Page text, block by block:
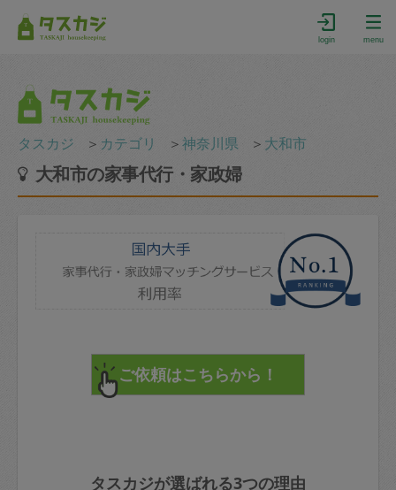
login menu
タスカジ ＞ カテゴリ ＞神奈川県 ＞ 大和市
大和市の家事代行・家政婦
タスカジが選ばれる3つの理由